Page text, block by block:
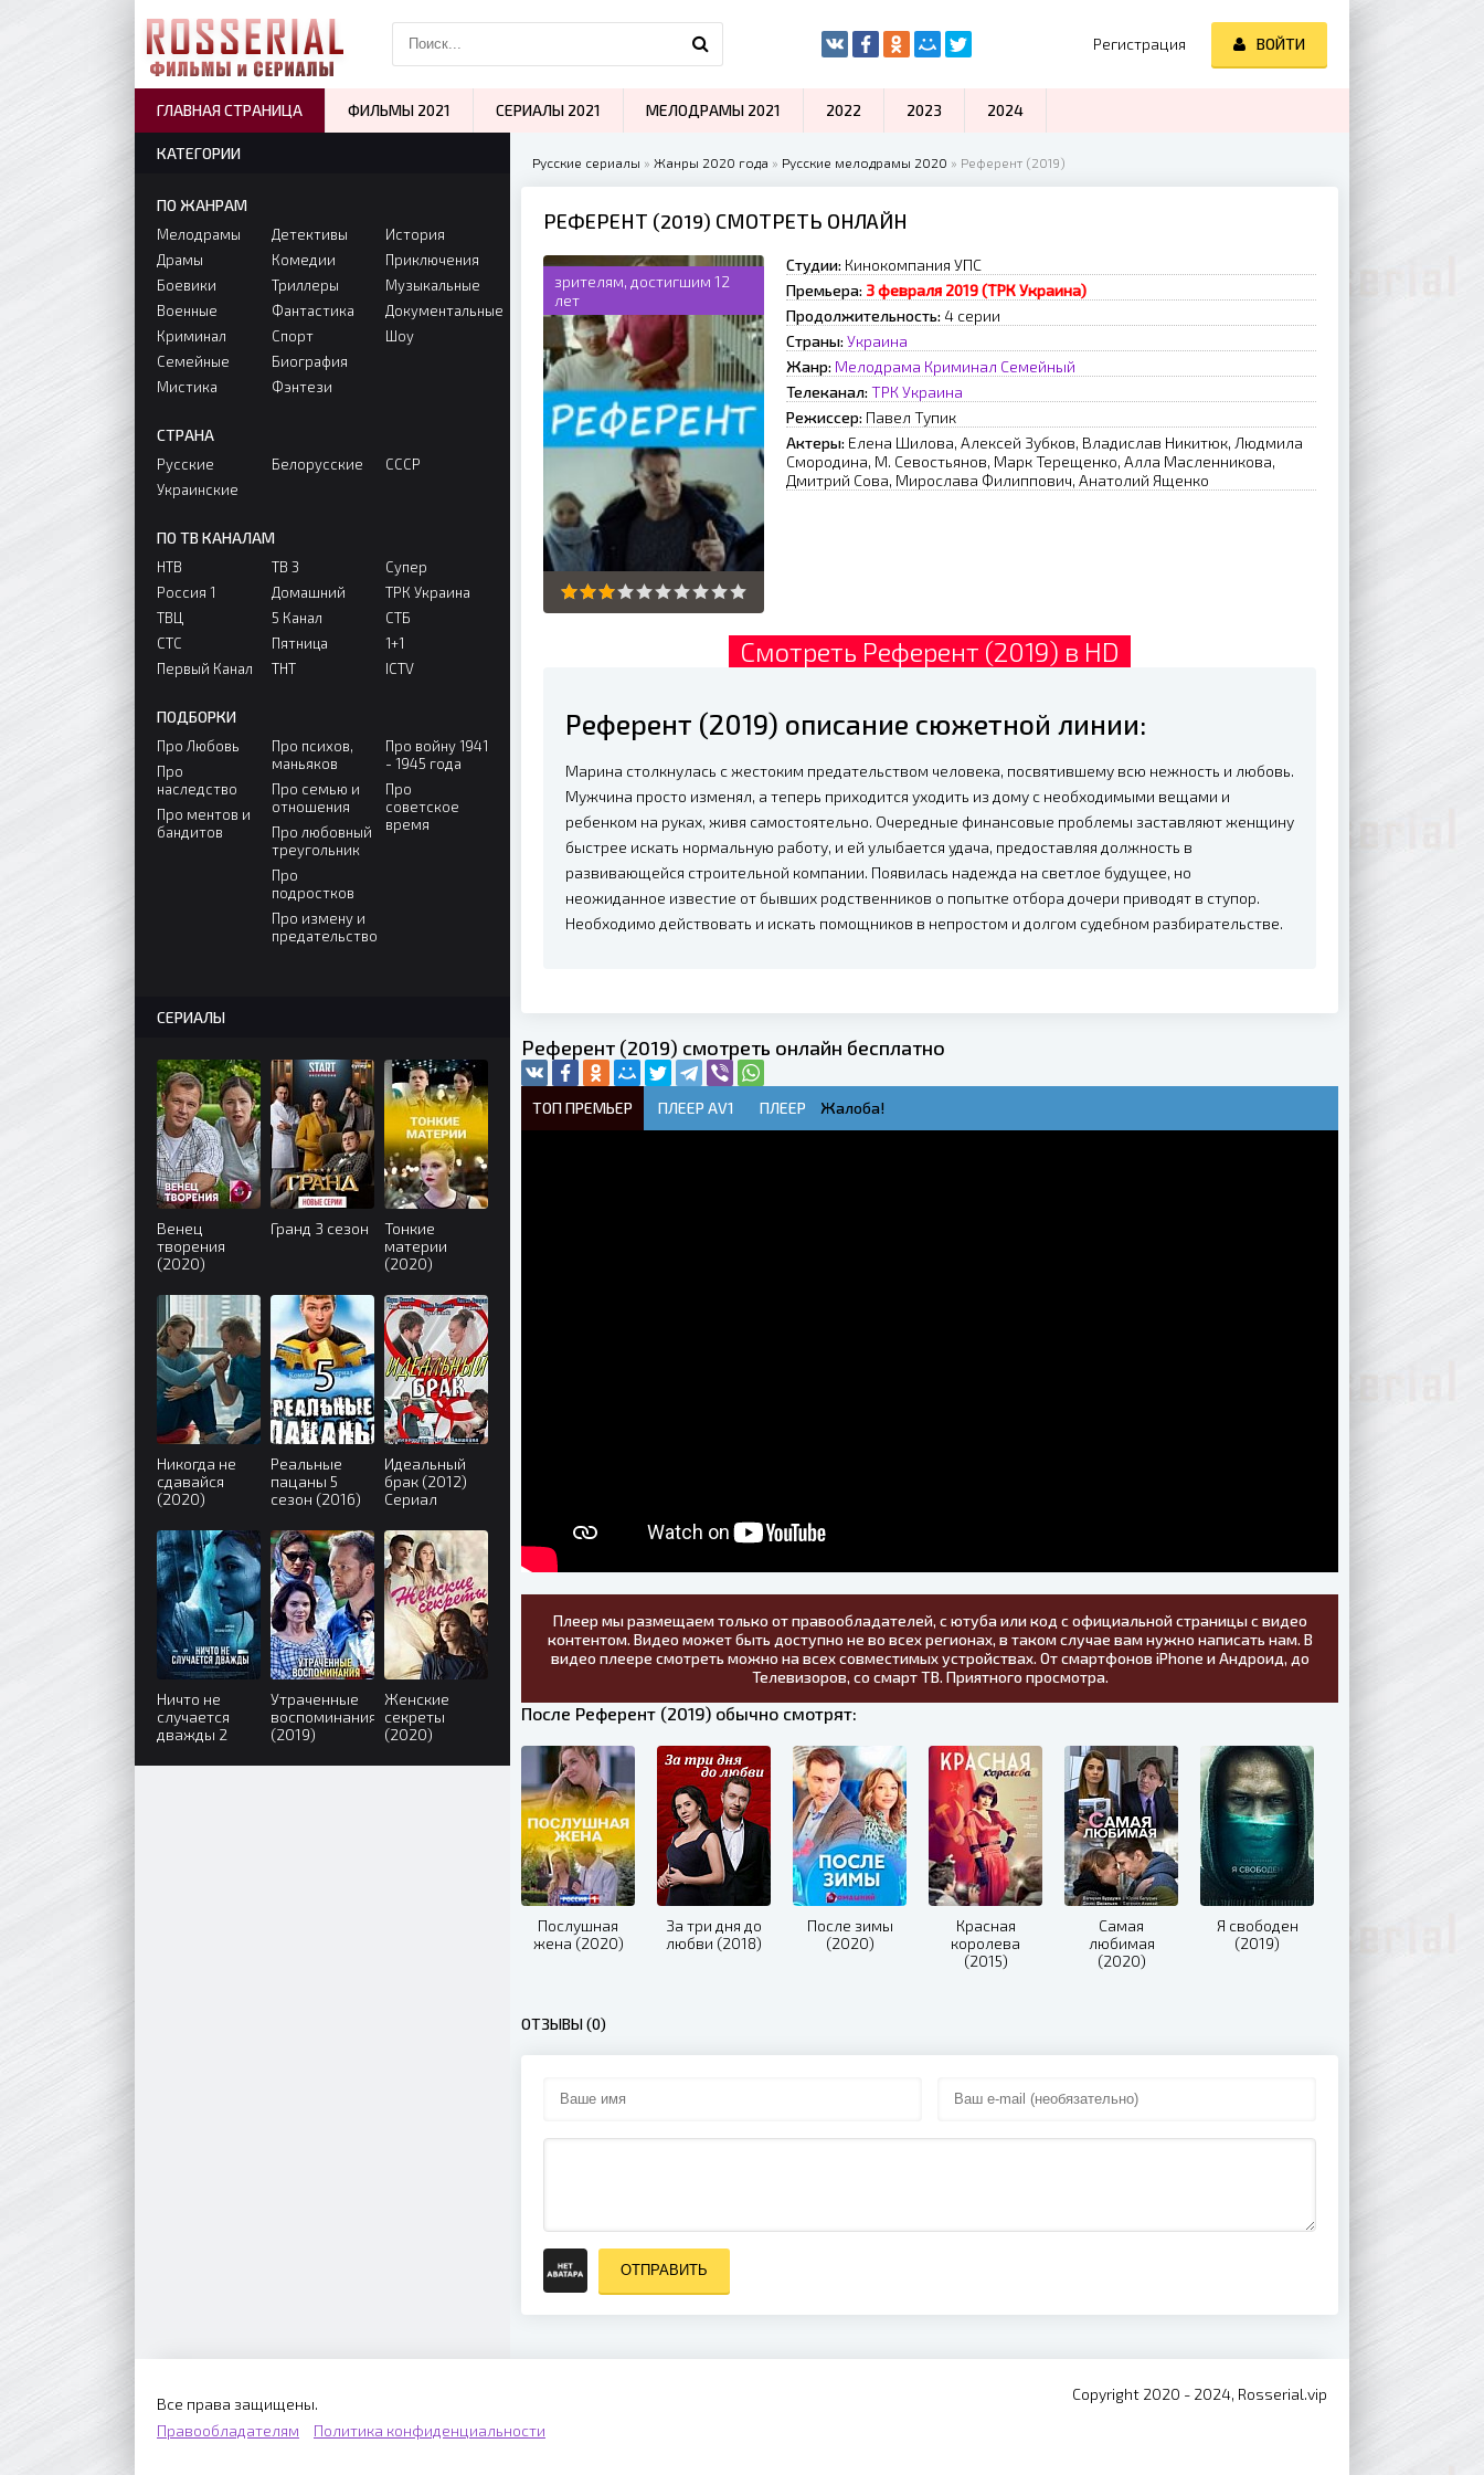
Русские сериалы » Жанры 2020 года » Русские мелодрамы 2020 » Референт (2019)
РЕФЕРЕНТ (2019) СМОТРЕТЬ ОНЛАЙН
зрителям, достигшим 12
лет
Студии: Кинокомпания УПС
Премьера: 3 февраля 2019 (ТРК Украина)
Продолжительность: 4 серии
Страны: Украина
Жанр: Мелодрама Криминал Семейный
Телеканал: ТРК Украина
Режиссер: Павел Тупик
Актеры: Елена Шилова, Алексей Зубков, Владислав Никитюк, Людмила
Смородина, М. Севостьянов, Марк Терещенко, Алла Масленникова,
Дмитрий Сова, Мирослава Филиппович, Анатолий Ященко
Смотреть Референт (2019) в HD
Референт (2019) описание сюжетной линии:
Марина столкнулась с жестоким предательством человека, посвятившему всю нежность и любовь.
Мужчина просто изменял, а теперь приходится уходить из дому с необходимыми вещами и
ребенком на руках, живя самостоятельно. Очередные финансовые проблемы заставляют женщину
быстрее искать нормальную работу, и ей улыбается удача, предоставляя должность в
развивающейся строительной компании. Появилась надежда на светлое будущее, но
неожиданное известие от бывших родственников о попытке отбора дочери приводят в ступор.
Необходимо действовать и искать помощников в непростом и долгом судебном разбирательстве.
Референт (2019) смотреть онлайн бесплатно
ТОП ПРЕМЬЕР ПЛЕЕР AV1 ПЛЕЕР Жалоба!
Плеер мы размещаем только от правообладателей, с ютуба или код с официальной страницы с видео
контентом. Видео может быть доступно не во всех регионах, в таком случае вам нужно написать нам. В
видео плеере смотреть можно на всех совместимых устройствах. От смартфонов iPhone и Андроид, до
Телевизоров, со смарт ТВ. Приятного просмотра.
После Референт (2019) обычно смотрят:
Послушная
жена (2020)
За три дня до
любви (2018)
После зимы
(2020)
Красная
королева
(2015)
Самая
любимая
(2020)
Я свободен
(2019)
ОТЗЫВЫ (0)
ОТПРАВИТЬ
КАТЕГОРИИ
ПО ЖАНРАМ
Мелодрамы
Драмы
Боевики
Военные
Криминал
Семейные
Мистика
Детективы
Комедии
Триллеры
Фантастика
Спорт
Биография
Фэнтези
История
Приключения
Музыкальные
Документальные
Шоу
СТРАНА
Русские
Украинские
Белорусские СССР
ПО ТВ КАНАЛАМ
НТВ
Россия 1
ТВЦ
СТС
Первый Канал
ТВ 3
Домашний
5 Канал
Пятница
ТНТ
Супер
ТРК Украина
СТБ
1+1
ICTV
ПОДБОРКИ
Про Любовь
Про
наследство
Про ментов и
бандитов
Про психов,
маньяков
Про семью и
отношения
Про любовный
треугольник
Про
подростков
Про измену и
предательство
Про войну 1941
- 1945 года
Про
советское
время
СЕРИАЛЫ
Венец
творения
(2020)
Гранд 3 сезон
Тонкие
материи
(2020)
Никогда не
сдавайся
(2020)
Реальные
пацаны 5
сезон (2016)
Идеальный
брак (2012)
Сериал
Ничто не
случается
дважды 2
Утраченные
воспоминания
(2019)
Женские
секреты
(2020)
Регистрация ВОЙТИ
ГЛАВНАЯ СТРАНИЦА ФИЛЬМЫ 2021 СЕРИАЛЫ 2021 МЕЛОДРАМЫ 2021 2022 2023 2024
Все права защищены.
Правообладателям
Политика конфиденциальности
Copyright 2020 - 2024, Rosserial.vip